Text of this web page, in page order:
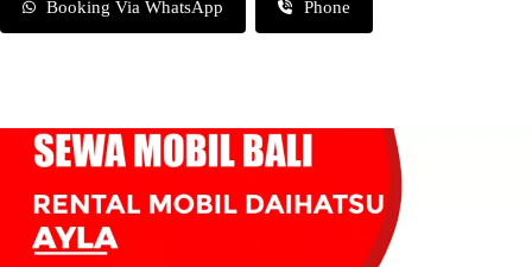
Booking Via WhatsApp Phone